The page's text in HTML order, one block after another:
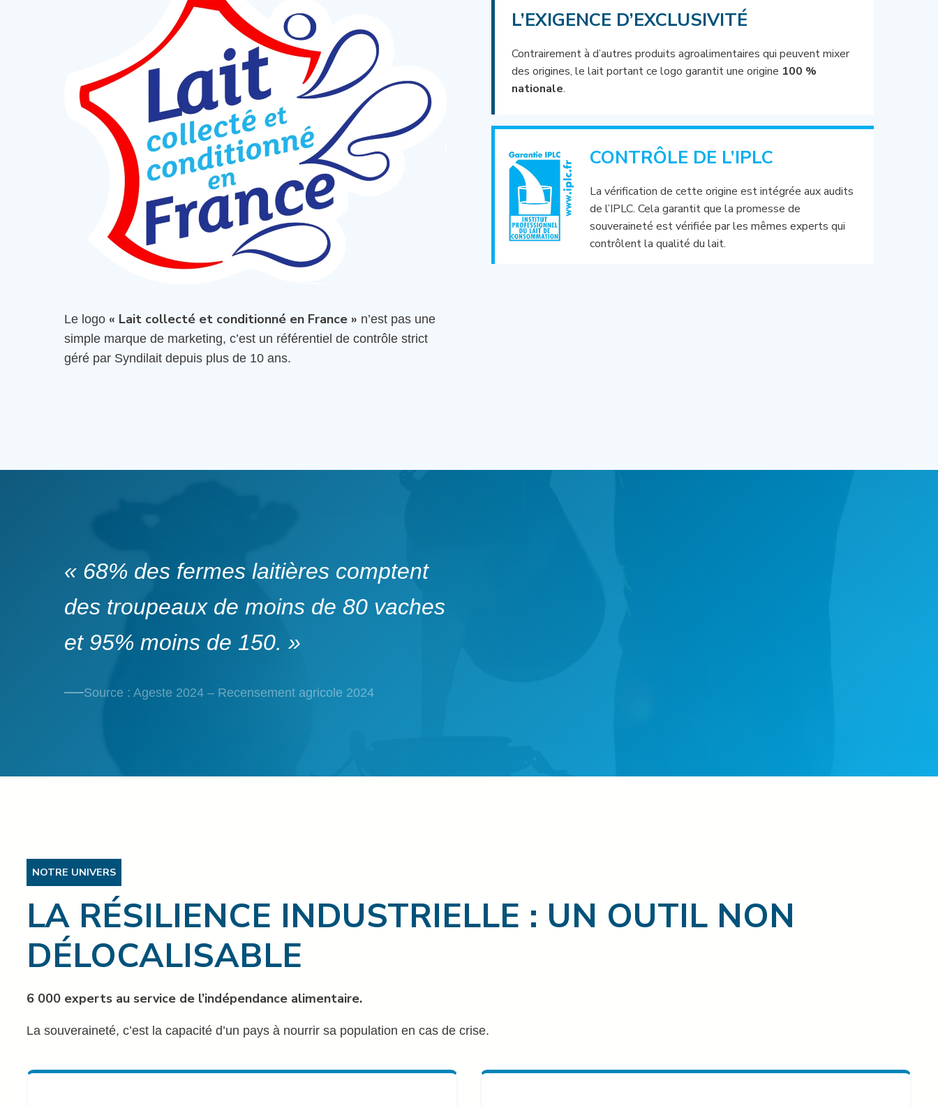
Le logo « Lait collecté et conditionné en France » n’est pas une
simple marque de marketing, c’est un référentiel de contrôle strict
géré par Syndilait depuis plus de 10 ans.
L’EXIGENCE D’EXCLUSIVITÉ
Contrairement à d’autres produits agroalimentaires qui peuvent mixer
des origines, le lait portant ce logo garantit une origine 100 %
nationale.
CONTRÔLE DE L’IPLC
La vérification de cette origine est intégrée aux audits
de l’IPLC. Cela garantit que la promesse de
souveraineté est vérifiée par les mêmes experts qui
contrôlent la qualité du lait.
« 68% des fermes laitières comptent
des troupeaux de moins de 80 vaches
et 95% moins de 150. »
Source : Ageste 2024 – Recensement agricole 2024
NOTRE UNIVERS
LA RÉSILIENCE INDUSTRIELLE : UN OUTIL NON
DÉLOCALISABLE
6 000 experts au service de l’indépendance alimentaire.
La souveraineté, c’est la capacité d’un pays à nourrir sa population en cas de crise.